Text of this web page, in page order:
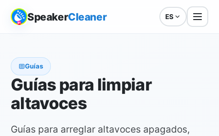
SpeakerCleaner ES
Guías
Guías para limpiar
altavoces
Guías para arreglar altavoces apagados,